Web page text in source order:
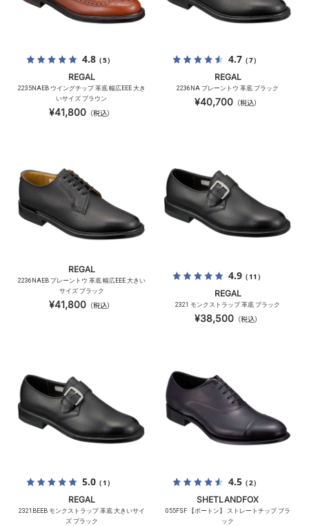
4.8（5）
REGAL
2235NAEB ウイングチップ 革底 幅広EEE 大き
いサイズ ブラウン
¥41,800 （税込）
4.7（7）
REGAL
2236NA プレーントウ 革底 ブラック
¥40,700 （税込）
REGAL
2236NAEB プレーントウ 革底 幅広EEE 大きい
サイズ ブラック
¥41,800 （税込）
4.9（11）
REGAL
2321 モンクストラップ 革底 ブラック
¥38,500（税込）
5.0（1）
REGAL
2321BEEB モンクストラップ 革底 大きいサイ
ズ ブラック
4.5（2）
SHETLANDFOX
055FSF 【ボートン】 ストレートチップ ブラ
ック